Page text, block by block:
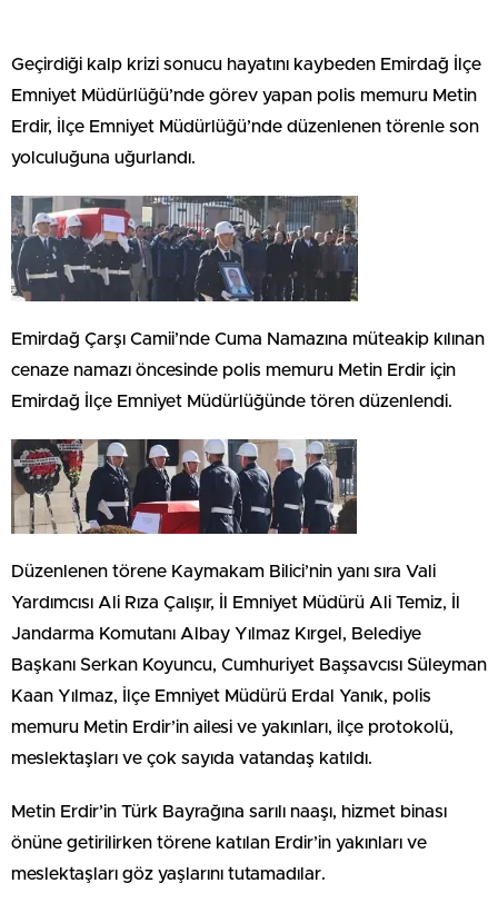
Geçirdiği kalp krizi sonucu hayatını kaybeden Emirdağ İlçe
Emniyet Müdürlüğü’nde görev yapan polis memuru Metin
Erdir, İlçe Emniyet Müdürlüğü’nde düzenlenen törenle son
yolculuğuna uğurlandı.
Emirdağ Çarşı Camii’nde Cuma Namazına müteakip kılınan
cenaze namazı öncesinde polis memuru Metin Erdir için
Emirdağ İlçe Emniyet Müdürlüğünde tören düzenlendi.
Düzenlenen törene Kaymakam Bilici’nin yanı sıra Vali
Yardımcısı Ali Rıza Çalışır, İl Emniyet Müdürü Ali Temiz, İl
Jandarma Komutanı Albay Yılmaz Kırgel, Belediye
Başkanı Serkan Koyuncu, Cumhuriyet Başsavcısı Süleyman
Kaan Yılmaz, İlçe Emniyet Müdürü Erdal Yanık, polis
memuru Metin Erdir’in ailesi ve yakınları, ilçe protokolü,
meslektaşları ve çok sayıda vatandaş katıldı.
Metin Erdir’in Türk Bayrağına sarılı naaşı, hizmet binası
önüne getirilirken törene katılan Erdir’in yakınları ve
meslektaşları göz yaşlarını tutamadılar.